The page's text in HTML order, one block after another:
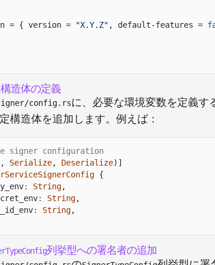
= { version =
"X.Y.Z" , default-features =
造体の定義
config.rsに、必要な環境変数を定義す
構造体を追加します。例えば：
signer configuration
, Serialize, Deserialize)]
{
: String,
: String,
: String,
列挙型への署名者の追加